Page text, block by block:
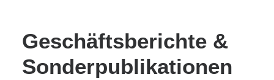
Geschäftsberichte &
Sonderpublikationen